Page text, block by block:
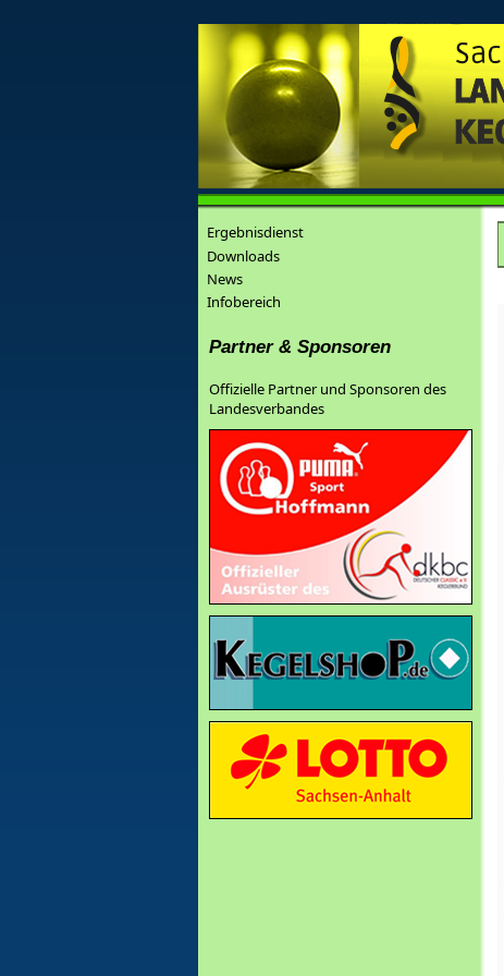
Ergebnisdienst
Downloads
News
Infobereich
Partner & Sponsoren
Offizielle Partner und Sponsoren des
Landesverbandes